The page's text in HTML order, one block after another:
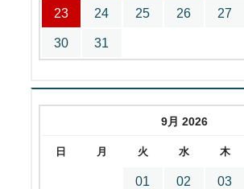
23 24 25 26 27
30 31
9月 2026
日 月 火 水 木
01 02 03